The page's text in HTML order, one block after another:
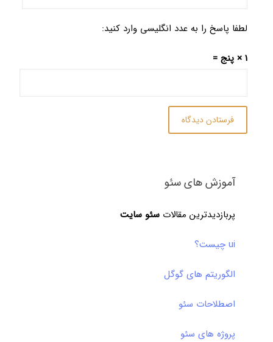
لطفا پاسخ را به عدد انگلیسی وارد کنید:
آموزش های سئو
پربازدیدترین مقالات سئو سایت
ui چیست؟
الگوریتم های گوگل
اصطلاحات سئو
پروژه های سئو